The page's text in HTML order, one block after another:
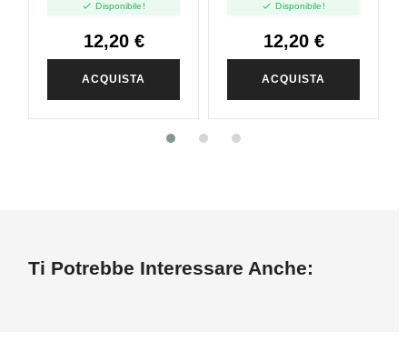
 Disponibile!
12,20 €
ACQUISTA
 Disponibile!
12,20 €
ACQUISTA
Ti Potrebbe Interessare Anche: